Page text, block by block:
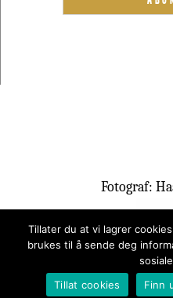
Fotograf:
Tillater du at vi lagrer
brukes til å sende deg
Tillat cookies
Finn